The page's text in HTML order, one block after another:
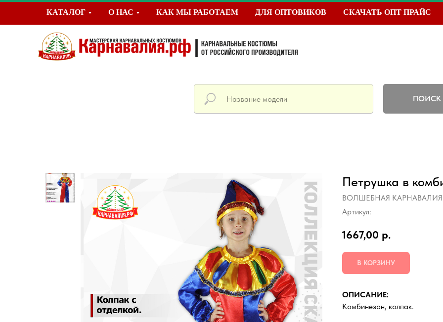
КАТАЛОГ О НАС КАК МЫ РАБОТАЕМ ДЛЯ ОПТОВИКОВ СКАЧАТЬ ОПТ ПРАЙС
ПОИСК
Петрушка в
ВОЛШЕБНАЯ КАРНАВАЛИЯ
Артикул:
1667,00 р.
В КОРЗИНУ
ОПИСАНИЕ:
Комбинезон, колпак.